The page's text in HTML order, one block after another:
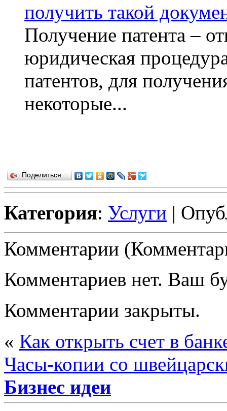
получить такой
Получение патента –
юридическая
патентов, для
некоторые...
Поделиться…
Категория: Услуги |
Комментарии
Комментариев нет. Ваш
Комментарии закрыты.
« Как открыть счет в
Часы-копии со
Бизнес идеи